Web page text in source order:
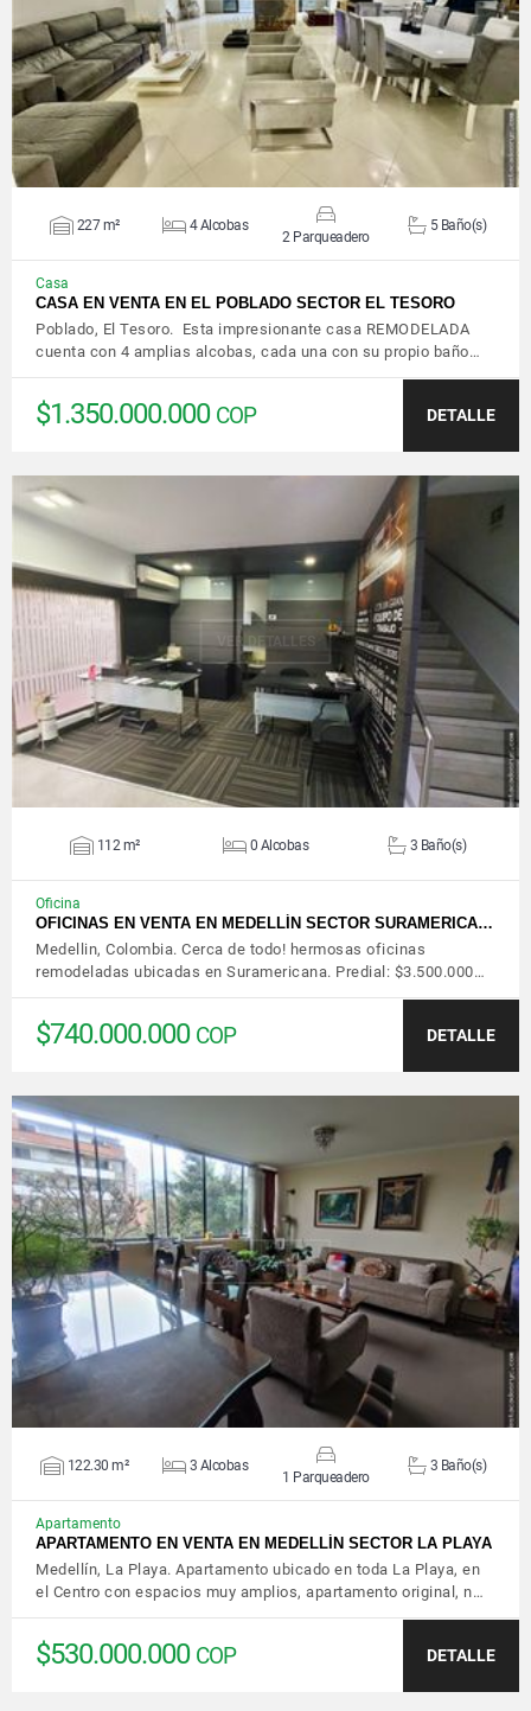
VER DETALLES
227 m² 4 Alcobas
2 Parqueadero
5 Baño(s)
Casa
CASA EN VENTA EN EL POBLADO SECTOR EL TESORO
Poblado, El Tesoro. Esta impresionante casa REMODELADA
cuenta con 4 amplias alcobas, cada una con su propio baño…
$1.350.000.000 COP DETALLE
VER DETALLES
112 m² 0 Alcobas 3 Baño(s)
Oficina
OFICINAS EN VENTA EN MEDELLÍN SECTOR SURAMERICA…
Medellin, Colombia. Cerca de todo! hermosas oficinas
remodeladas ubicadas en Suramericana. Predial: $3.500.000…
$740.000.000 COP DETALLE
VER DETALLES
122.30 m² 3 Alcobas
1 Parqueadero
3 Baño(s)
Apartamento
APARTAMENTO EN VENTA EN MEDELLÍN SECTOR LA PLAYA
Medellín, La Playa. Apartamento ubicado en toda La Playa, en
el Centro con espacios muy amplios, apartamento original, n…
$530.000.000 COP DETALLE